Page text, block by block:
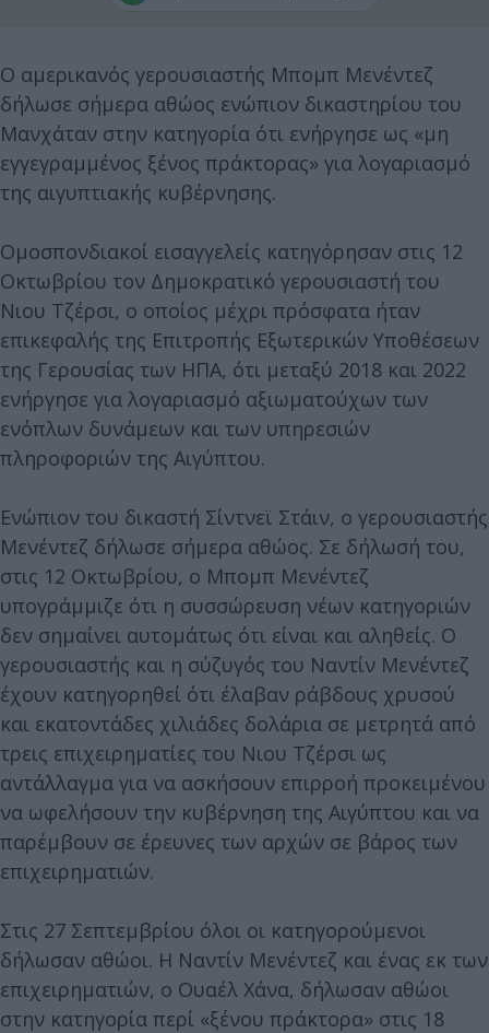
Ο αμερικανός γερουσιαστής Μπομπ Μενέντεζ
δήλωσε σήμερα αθώος ενώπιον δικαστηρίου του
Μανχάταν στην κατηγορία ότι ενήργησε ως «μη
εγγεγραμμένος ξένος πράκτορας» για λογαριασμό
της αιγυπτιακής κυβέρνησης.
Ομοσπονδιακοί εισαγγελείς κατηγόρησαν στις 12
Οκτωβρίου τον Δημοκρατικό γερουσιαστή του
Νιου Τζέρσι, ο οποίος μέχρι πρόσφατα ήταν
επικεφαλής της Επιτροπής Εξωτερικών Υποθέσεων
της Γερουσίας των ΗΠΑ, ότι μεταξύ 2018 και 2022
ενήργησε για λογαριασμό αξιωματούχων των
ενόπλων δυνάμεων και των υπηρεσιών
πληροφοριών της Αιγύπτου.
Ενώπιον του δικαστή Σίντνεϊ Στάιν, ο γερουσιαστής
Μενέντεζ δήλωσε σήμερα αθώος. Σε δήλωσή του,
στις 12 Οκτωβρίου, ο Μπομπ Μενέντεζ
υπογράμμιζε ότι η συσσώρευση νέων κατηγοριών
δεν σημαίνει αυτομάτως ότι είναι και αληθείς. Ο
γερουσιαστής και η σύζυγός του Ναντίν Μενέντεζ
έχουν κατηγορηθεί ότι έλαβαν ράβδους χρυσού
και εκατοντάδες χιλιάδες δολάρια σε μετρητά από
τρεις επιχειρηματίες του Νιου Τζέρσι ως
αντάλλαγμα για να ασκήσουν επιρροή προκειμένου
να ωφελήσουν την κυβέρνηση της Αιγύπτου και να
παρέμβουν σε έρευνες των αρχών σε βάρος των
επιχειρηματιών.
Στις 27 Σεπτεμβρίου όλοι οι κατηγορούμενοι
δήλωσαν αθώοι. Η Ναντίν Μενέντεζ και ένας εκ των
επιχειρηματιών, ο Ουαέλ Χάνα, δήλωσαν αθώοι
στην κατηγορία περί «ξένου πράκτορα» στις 18